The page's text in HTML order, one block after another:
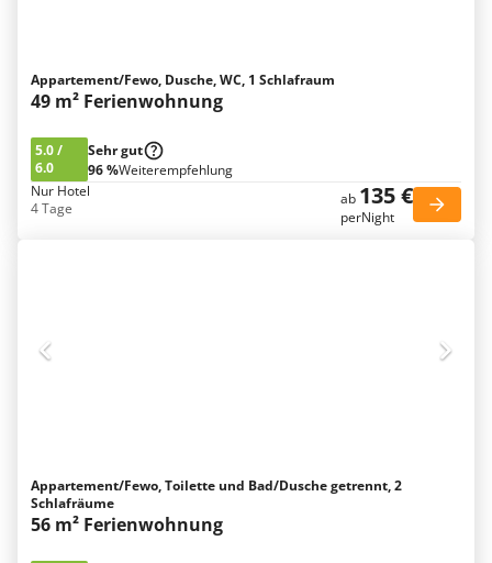
Appartement/Fewo, Dusche, WC, 1 Schlafraum
49 m² Ferienwohnung
5.0/
6.0
Sehr gut
96 %Weiterempfehlung
Nur Hotel
4 Tage
ab 135 €
perNight
Appartement/Fewo, Toilette und Bad/Dusche getrennt, 2
Schlafräume
56 m² Ferienwohnung